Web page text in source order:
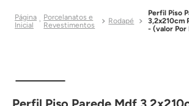
Porcelanatos e
Revestimentos
Rodapé
Perfil Piso
3,2x210cm
- (valor Por